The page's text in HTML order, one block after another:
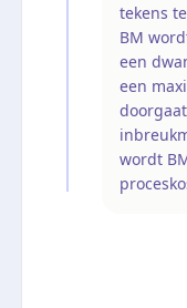
tekens
BM
een
een
wordt